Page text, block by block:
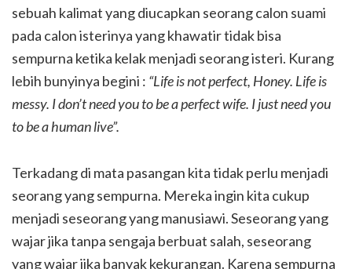
sebuah kalimat yang diucapkan seorang calon suami
pada calon isterinya yang khawatir tidak bisa
sempurna ketika kelak menjadi seorang isteri. Kurang
lebih bunyinya begini : “Life is not perfect, Honey. Life is
messy. I don’t need you to be a perfect wife. I just need you
to be a human live”.
Terkadang di mata pasangan kita tidak perlu menjadi
seorang yang sempurna. Mereka ingin kita cukup
menjadi seseorang yang manusiawi. Seseorang yang
wajar jika tanpa sengaja berbuat salah, seseorang
yang wajar jika banyak kekurangan. Karena sempurna